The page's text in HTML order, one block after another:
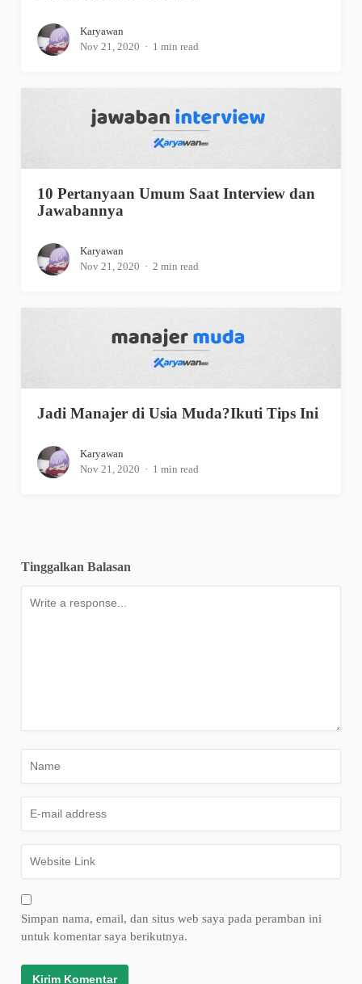
Karyawan
Nov 21, 2020
1 min read
10 Pertanyaan Umum Saat Interview dan
Jawabannya
Karyawan
Nov 21, 2020
2 min read
Jadi Manajer di Usia Muda?Ikuti Tips Ini
Karyawan
Nov 21, 2020
1 min read
Tinggalkan Balasan
Simpan nama, email, dan situs web saya pada peramban ini
untuk komentar saya berikutnya.